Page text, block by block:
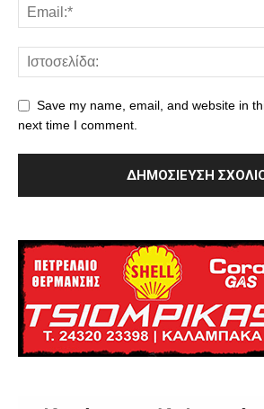
Save my name, email, and website in
next time I comment.